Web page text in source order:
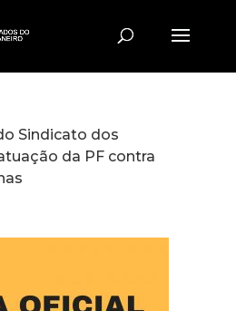
Sindicato dos
da PF contra